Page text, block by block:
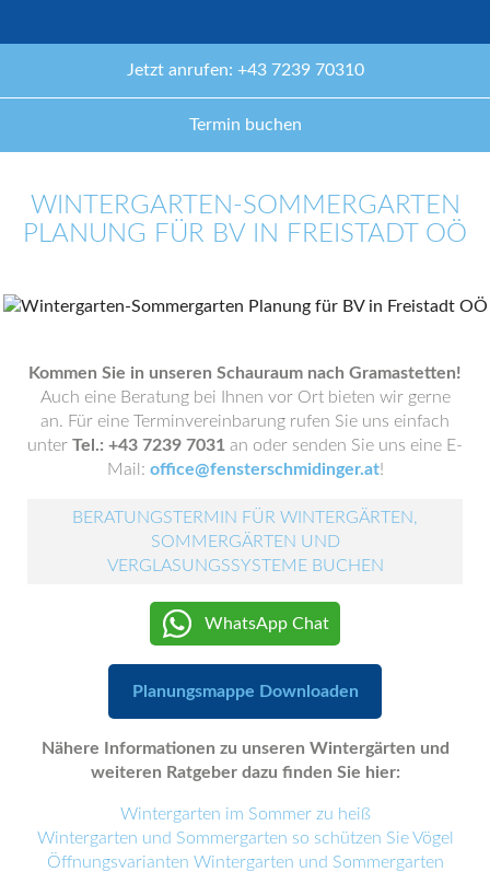
Jetzt anrufen: +43 7239 70310
Termin buchen
WINTERGARTEN-SOMMERGARTEN
PLANUNG FÜR BV IN FREISTADT OÖ
Kommen Sie in unseren Schauraum nach Gramastetten!
Auch eine Beratung bei Ihnen vor Ort bieten wir gerne
an. Für eine Terminvereinbarung rufen Sie uns einfach
unter Tel.: +43 7239 7031 an oder senden Sie uns eine E-
Mail: office@fensterschmidinger.at!
BERATUNGSTERMIN FÜR WINTERGÄRTEN,
SOMMERGÄRTEN UND
VERGLASUNGSSYSTEME BUCHEN
WhatsApp Chat
Planungsmappe Downloaden
Nähere Informationen zu unseren Wintergärten und
weiteren Ratgeber dazu finden Sie hier:
Wintergarten im Sommer zu heiß
Wintergarten und Sommergarten so schützen Sie Vögel
Öffnungsvarianten Wintergarten und Sommergarten